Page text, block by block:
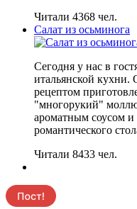
Читали 4368 чел.
Салат из осьминога
Сегодня у нас в
итальянской
рецептом
"многорукий"
ароматным соусом
романтического
Читали 8433 чел.